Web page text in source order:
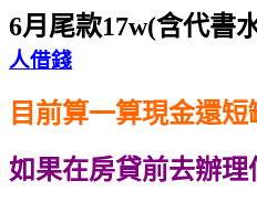
6月尾款17w(含代書
人借錢
目前算一算現金還短
如果在房貸前去辦理